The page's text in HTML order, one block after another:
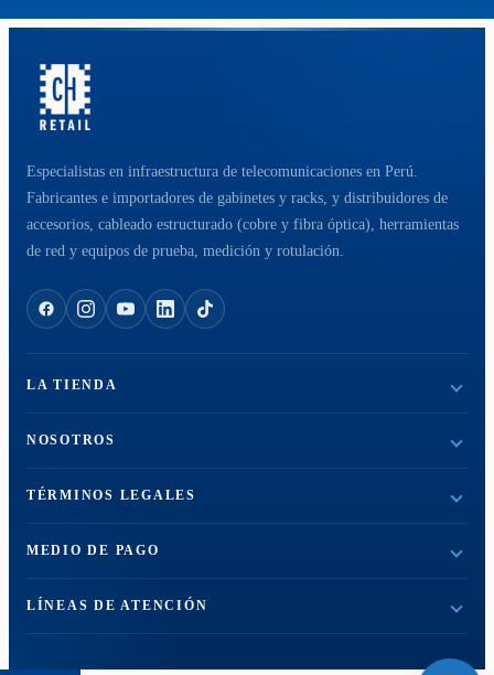
Especialistas en infraestructura de telecomunicaciones en Perú.
Fabricantes e importadores de gabinetes y racks, y distribuidores de
accesorios, cableado estructurado (cobre y fibra óptica), herramientas
de red y equipos de prueba, medición y rotulación.
LA TIENDA
NOSOTROS
TÉRMINOS LEGALES
MEDIO DE PAGO
LÍNEAS DE ATENCIÓN